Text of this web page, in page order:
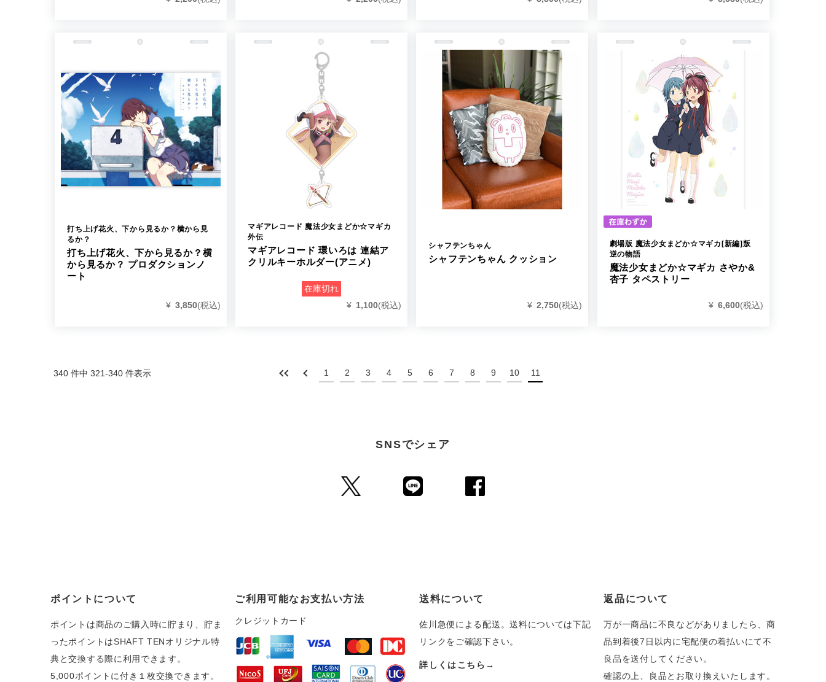
打ち上げ花火、下から見るか？横から見
るか？
打ち上げ花火、下から見るか？横
から見るか？ プロダクションノ
ート
¥ 3,850(税込)
マギアレコード 魔法少女まどか☆マギカ
外伝
マギアレコード 環いろは 連結ア
クリルキーホルダー(アニメ)
在庫切れ
¥ 1,100(税込)
シャフテンちゃん
シャフテンちゃん クッション
¥ 2,750(税込)
劇場版 魔法少女まどか☆マギカ[新編]叛
逆の物語
魔法少女まどか☆マギカ さやか&
杏子 タペストリー
¥ 6,600(税込)
340 件中 321-340 件表示 1 2 3 4 5 6 7 8 9 10 11
SNSでシェア
ポイントについて
ポイントは商品のご購入時に貯まり、貯ま
ったポイントはSHAFT TENオリジナル特
典と交換する際に利用できます。
5,000ポイントに付き１枚交換できます。
ご利用可能なお支払い方法
クレジットカード
送料について
佐川急便による配送。送料については下記
リンクをご確認下さい。
詳しくはこちら→
返品について
万が一商品に不良などがありましたら、商
品到着後7日以内に宅配便の着払いにて不
良品を送付してください。
確認の上、良品とお取り換えいたします。